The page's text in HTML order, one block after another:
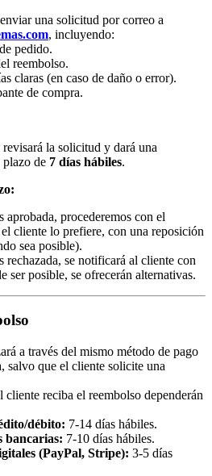
una solicitud por correo a
, incluyendo:
pedido.
reembolso.
claras (en caso de daño o error).
de compra.
la solicitud y dará una
plazo de 7 días hábiles.
aprobada, procederemos con el
cliente lo prefiere, con una reposición
sea posible).
rechazada, se notificará al cliente con
ser posible, se ofrecerán alternativas.
a través del mismo método de pago
salvo que el cliente solicite una
cliente reciba el reembolso dependerán
débito: 7-14 días hábiles.
bancarias: 7-10 días hábiles.
(PayPal, Stripe): 3-5 días